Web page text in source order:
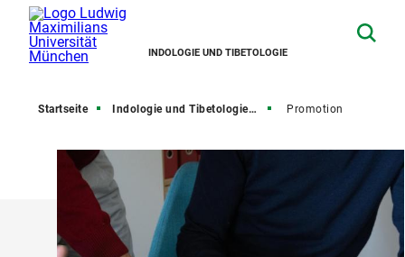
INDOLOGIE UND TIBETOLOGIE
Startseite Indologie und Tibetologie studieren Promotion